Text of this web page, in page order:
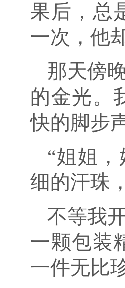
果后，总
一次，他
那天傍
的金光。
快的脚步
“姐姐
细的汗珠
不等我
一颗包装
一件无比